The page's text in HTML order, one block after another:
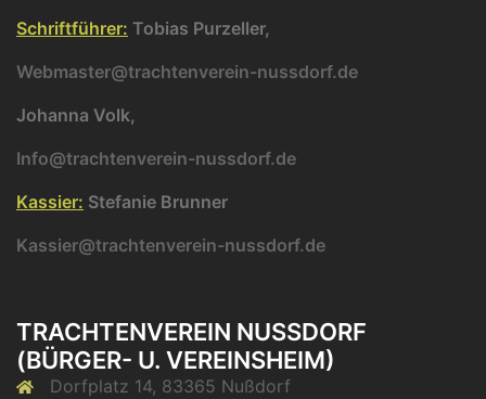
Schriftführer: Tobias Purzeller,
Webmaster@trachtenverein-nussdorf.de
Johanna Volk,
Info@trachtenverein-nussdorf.de
Kassier: Stefanie Brunner
Kassier@trachtenverein-nussdorf.de
TRACHTENVEREIN NUSSDORF (
BÜRGER- U. VEREINSHEIM)
Dorfplatz 14, 83365 Nußdorf